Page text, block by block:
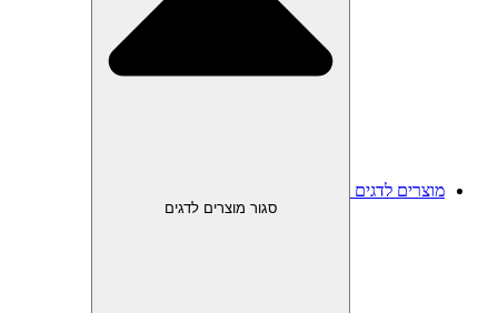
מוצרים לדגים
סגור מוצרים לדגים